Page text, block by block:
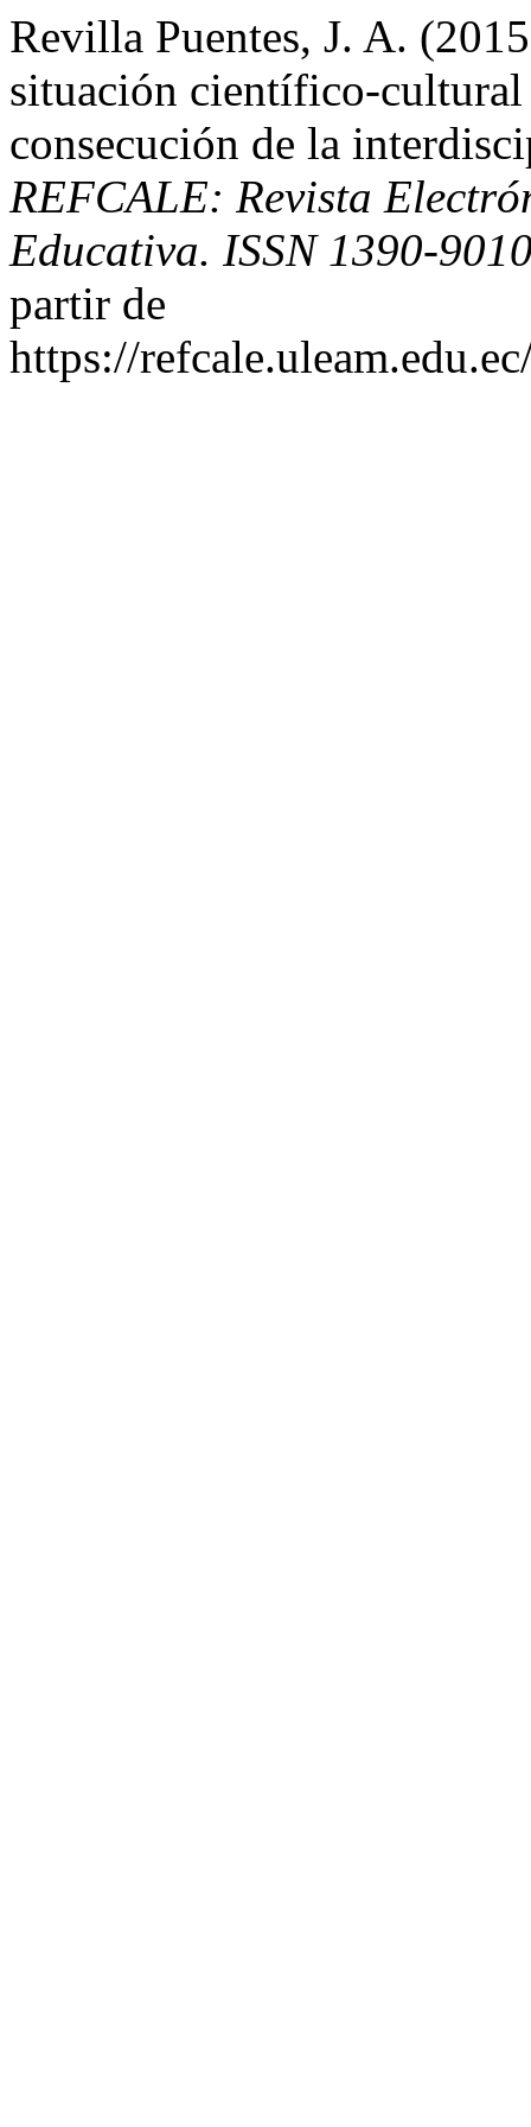
Revilla Puentes, J. A.
situación científico-cultural
consecución de la
REFCALE: Revista
Educativa. ISSN 1390-
partir de
https://